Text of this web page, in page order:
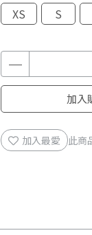
XS
S
加入
加入最愛 此商